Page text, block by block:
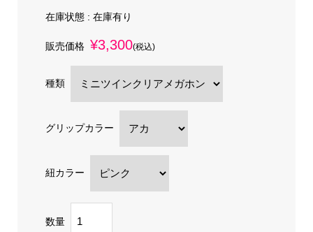
在庫状態 : 在庫有り
販売価格 ¥3,300(税込)
種類
グリップカラー
紐カラー
数量